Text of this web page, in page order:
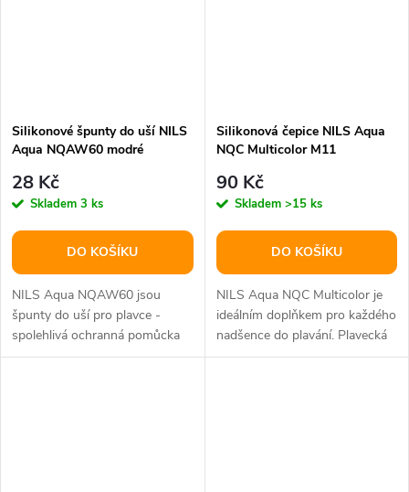
Silikonové špunty do uší NILS
Aqua NQAW60 modré
28 Kč
Skladem 3 ks
DO KOŠÍKU
NILS Aqua NQAW60 jsou
špunty do uší pro plavce -
spolehlivá ochranná pomůcka
pro maximální bezpečnost a
Silikonová čepice NILS Aqua
NQC Multicolor M11
90 Kč
Skladem >15 ks
DO KOŠÍKU
NILS Aqua NQC Multicolor je
ideálním doplňkem pro každého
nadšence do plavání. Plavecká
čepice je mimořádně funkční...